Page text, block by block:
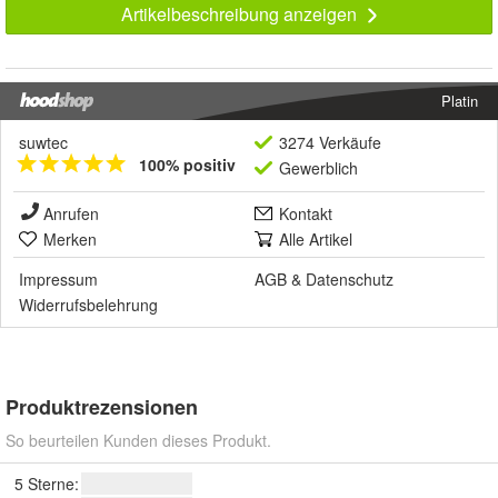
Artikelbeschreibung anzeigen
Platin
suwtec
100% positiv
3274 Verkäufe
Gewerblich
Anrufen
Kontakt
Merken
Alle Artikel
Impressum
AGB & Datenschutz
Widerrufsbelehrung
Produktrezensionen
So beurteilen Kunden dieses Produkt.
5 Sterne: